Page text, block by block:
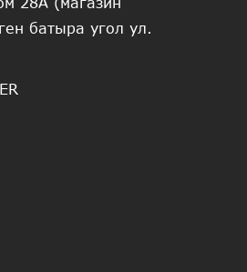
батыра угол ул.